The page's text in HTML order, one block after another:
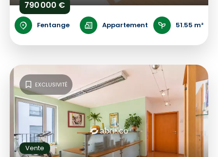
790 000 €
Fentange Appartement 51.55 m²
Vente
EXCLUSIVITÉ